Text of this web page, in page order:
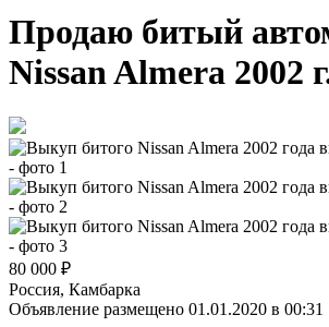
Продаю битый
Nissan Almera 2002
80 000 ₽
Россия, Камбарка
Объявление размещено 01.01.2020 в 00:31